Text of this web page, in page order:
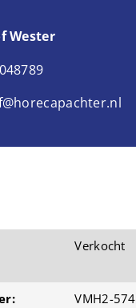
Wester
Verkocht
VMH2-574